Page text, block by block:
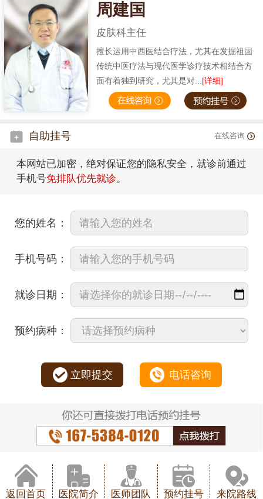
周建国
皮肤科主任
擅长运用中西医结合疗法，尤其在发掘祖国
传统中医疗法与现代医学诊疗技术相结合方
面有着独到研究，尤其是对...[详细]
自助挂号 在线咨询
本网站已加密，绝对保证您的隐私安全，就诊前通过
手机号免排队优先就诊。
您的姓名：
手机号码：
就诊日期：
预约病种：
立即提交 电话咨询
返回首页 医院简介 医师团队 预约挂号 来院路线